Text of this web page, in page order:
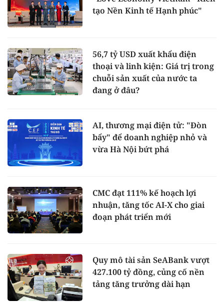
tạo Nền Kinh tế Hạnh phúc"
56,7 tỷ USD xuất khẩu điện
thoại và linh kiện: Giá trị trong
chuỗi sản xuất của nước ta
đang ở đâu?
AI, thương mại điện tử: "Đòn
bẩy" để doanh nghiệp nhỏ và
vừa Hà Nội bứt phá
CMC đạt 111% kế hoạch lợi
nhuận, tăng tốc AI-X cho giai
đoạn phát triển mới
Quy mô tài sản SeABank vượt
427.100 tỷ đồng, củng cố nền
tảng tăng trưởng dài hạn